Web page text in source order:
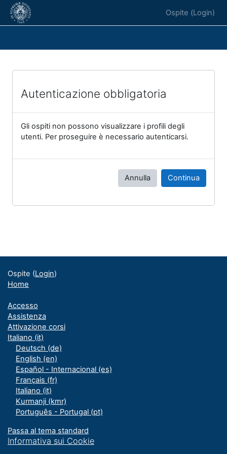
Vai al contenuto principale
Ospite (Login)
Autenticazione obbligatoria
Gli ospiti non possono visualizzare i profili degli
utenti. Per proseguire è necessario autenticarsi.
Annulla Continua
Ospite (Login)
Home
Accesso
Assistenza
Attivazione corsi
Italiano ‎(it)‎
Deutsch ‎(de)‎
English ‎(en)‎
Español - Internacional ‎(es)‎
Français ‎(fr)‎
Italiano ‎(it)‎
Kurmanji ‎(kmr)‎
Português - Portugal ‎(pt)‎
Passa al tema standard
Informativa sui Cookie